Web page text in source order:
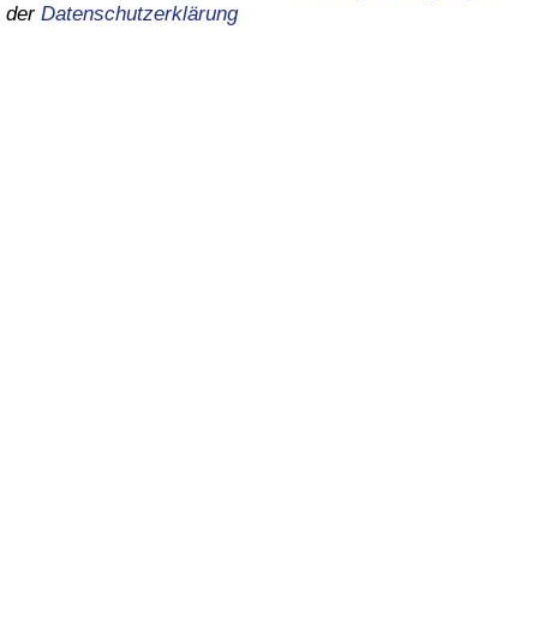
der Datenschutzerklärung
Kriminalitäts-Index